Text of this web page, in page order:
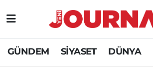
GÜNDEM SİYASET DÜNYA
GÜNDEM
SİYASET
Nöbetçi Eczaneler
Hava Durumu